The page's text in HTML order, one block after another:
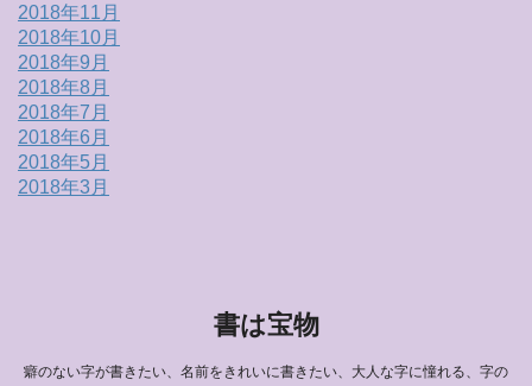
2018年11月
2018年10月
2018年9月
2018年8月
2018年7月
2018年6月
2018年5月
2018年3月
書は宝物
癖のない字が書きたい、名前をきれいに書きたい、大人な字に憧れる、字の